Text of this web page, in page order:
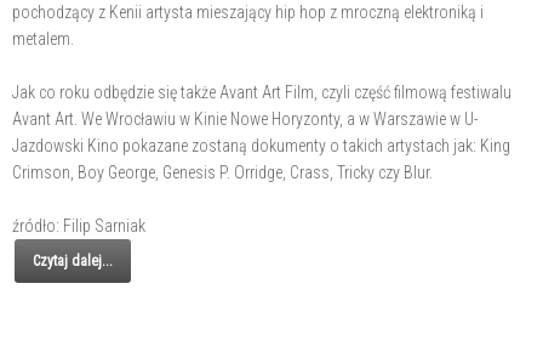
pochodzący z Kenii artysta mieszający hip hop z mroczną elektroniką i
metalem.
Jak co roku odbędzie się także Avant Art Film, czyli część filmową festiwalu
Avant Art. We Wrocławiu w Kinie Nowe Horyzonty, a w Warszawie w U-
Jazdowski Kino pokazane zostaną dokumenty o takich artystach jak: King
Crimson, Boy George, Genesis P. Orridge, Crass, Tricky czy Blur.
źródło: Filip Sarniak
Czytaj dalej...